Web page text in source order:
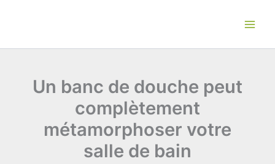
Un banc de douche peut
complètement
métamorphoser votre
salle de bain